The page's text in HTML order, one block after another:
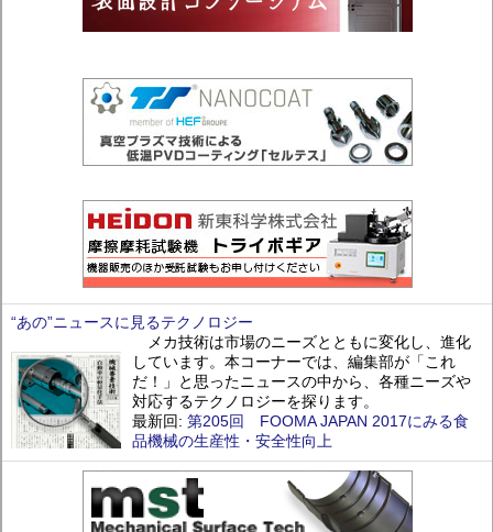
“あの”ニュースに見るテクノロジー
メカ技術は市場のニーズとともに変化し、進化
しています。本コーナーでは、編集部が「これ
だ！」と思ったニュースの中から、各種ニーズや
対応するテクノロジーを探ります。
最新回: 第205回 FOOMA JAPAN 2017にみる食
品機械の生産性・安全性向上